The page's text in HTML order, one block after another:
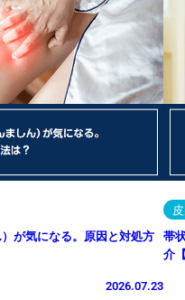
が気になる。原因と対処方
2026.07.23
帯
介